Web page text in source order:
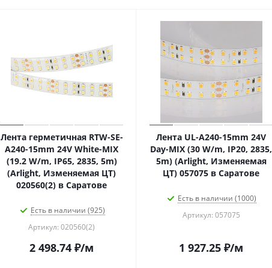
Лента герметичная RTW-SE-
A240-15mm 24V White-MIX
(19.2 W/m, IP65, 2835, 5m)
(Arlight, Изменяемая ЦТ)
020560(2) в Саратове
Есть в наличии (925)
Артикул: 020560(2)
2 498.74 ₽/м
Лента UL-A240-15mm 24V
Day-MIX (30 W/m, IP20, 2835,
5m) (Arlight, Изменяемая
ЦТ) 057075 в Саратове
Есть в наличии (1000)
Артикул: 057075
1 927.25 ₽/м